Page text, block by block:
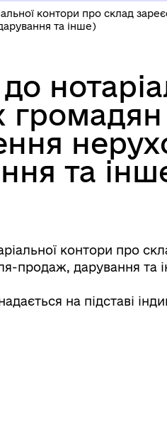
контори про склад
та інше)
та
контори про
продаж, дарування та
на підставі